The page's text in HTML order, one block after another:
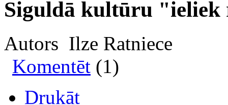
Siguldā kultūru
Autors Ilze Ratniece
Komentēt (1)
Drukāt